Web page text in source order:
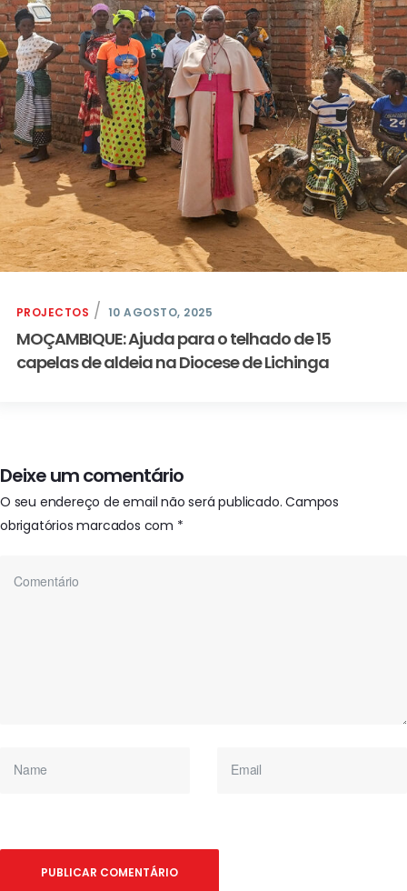
PROJECTOS 10 AGOSTO, 2025
MOÇAMBIQUE: Ajuda para o telhado de 15
capelas de aldeia na Diocese de Lichinga
Deixe um comentário
O seu endereço de email não será publicado. Campos
obrigatórios marcados com *